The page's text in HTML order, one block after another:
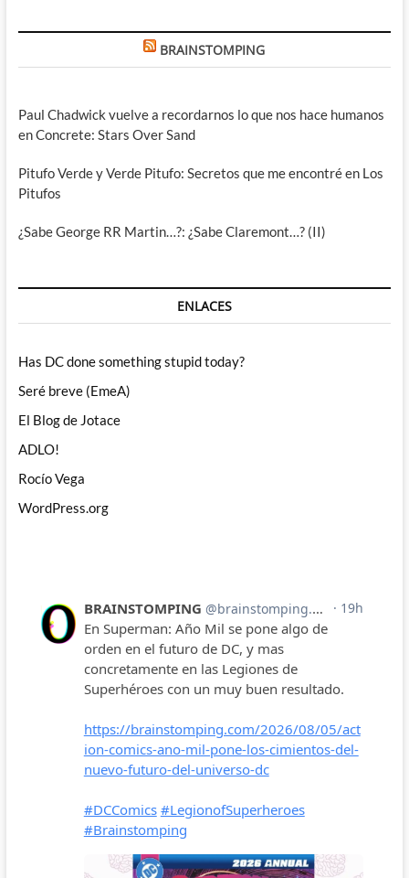
BRAINSTOMPING
Paul Chadwick vuelve a recordarnos lo que nos hace humanos
en Concrete: Stars Over Sand
Pitufo Verde y Verde Pitufo: Secretos que me encontré en Los
Pitufos
¿Sabe George RR Martin…?: ¿Sabe Claremont…? (II)
ENLACES
Has DC done something stupid today?
Seré breve (EmeA)
El Blog de Jotace
ADLO!
Rocío Vega
WordPress.org